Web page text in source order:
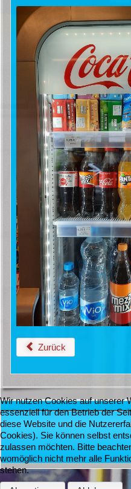
Zurück
Wir nutzen Cookies auf unserer
essenziell für den Betrieb der
diese Website und die
Cookies). Sie können selbst
zulassen möchten. Bitte
womöglich nicht mehr alle
stehen.